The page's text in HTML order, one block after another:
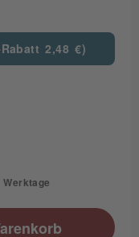
2,48 €)